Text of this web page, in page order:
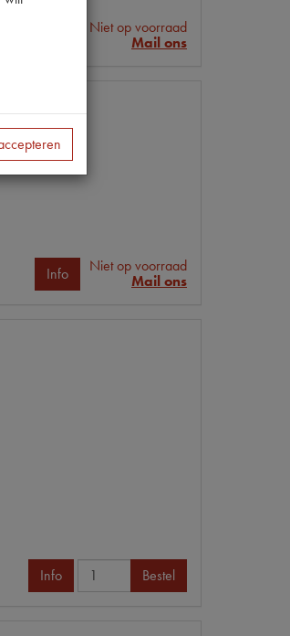
Niet op voorraad
Mail ons
Info
Niet op voorraad
Mail ons
Info
Bestel